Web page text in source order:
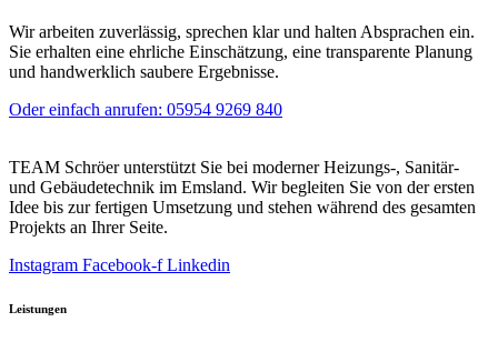
Wir arbeiten zuverlässig, sprechen klar und halten Absprachen ein.
Sie erhalten eine ehrliche Einschätzung, eine transparente Planung
und handwerklich saubere Ergebnisse.
Oder einfach anrufen: 05954 9269 840
TEAM Schröer unterstützt Sie bei moderner Heizungs-, Sanitär-
und Gebäudetechnik im Emsland. Wir begleiten Sie von der ersten
Idee bis zur fertigen Umsetzung und stehen während des gesamten
Projekts an Ihrer Seite.
Instagram Facebook-f Linkedin
Leistungen